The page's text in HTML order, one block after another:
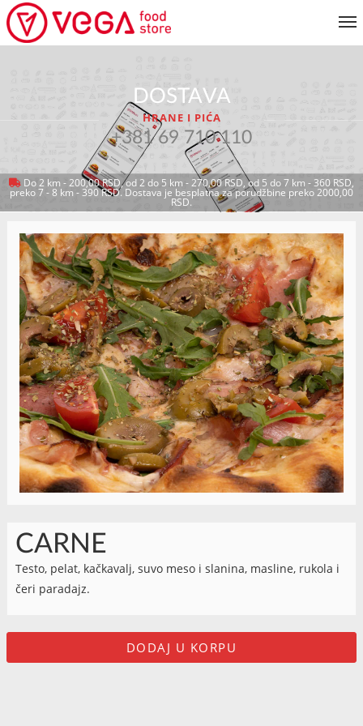
KORISNIČKI SERVISDOSTAVA
HRANE I PIĆA
+381 69 710 110
Do 2 km - 200,00 RSD, od 2 do 5 km - 270,00 RSD, od 5 do 7 km - 360 RSD,
preko 7 - 8 km - 390 RSD. Dostava je besplatna za porudžbine preko 2000,00
RSD.
VRATI SE NA JELOVNIK
CARNE
Testo, pelat, kačkavalj, suvo meso i slanina, masline, rukola i
čeri paradajz.
DODAJ U KORPU